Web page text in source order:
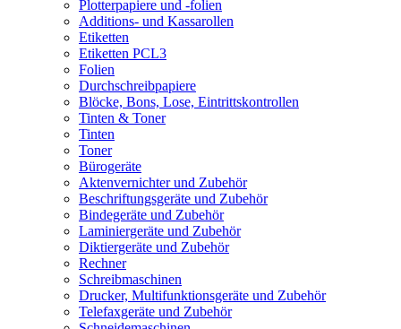
Plotterpapiere und -folien
Additions- und Kassarollen
Etiketten
Etiketten PCL3
Folien
Durchschreibpapiere
Blöcke, Bons, Lose, Eintrittskontrollen
Tinten & Toner
Tinten
Toner
Bürogeräte
Aktenvernichter und Zubehör
Beschriftungsgeräte und Zubehör
Bindegeräte und Zubehör
Laminiergeräte und Zubehör
Diktiergeräte und Zubehör
Rechner
Schreibmaschinen
Drucker, Multifunktionsgeräte und Zubehör
Telefaxgeräte und Zubehör